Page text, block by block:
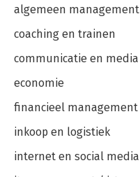
algemeen management
coaching en trainen
communicatie en media
economie
financieel management
inkoop en logistiek
internet en social media